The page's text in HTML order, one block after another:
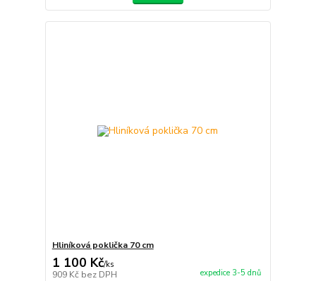
Hliníková poklička 70 cm
1 100 Kč/ks
909 Kč bez DPH expedice 3-5 dnů